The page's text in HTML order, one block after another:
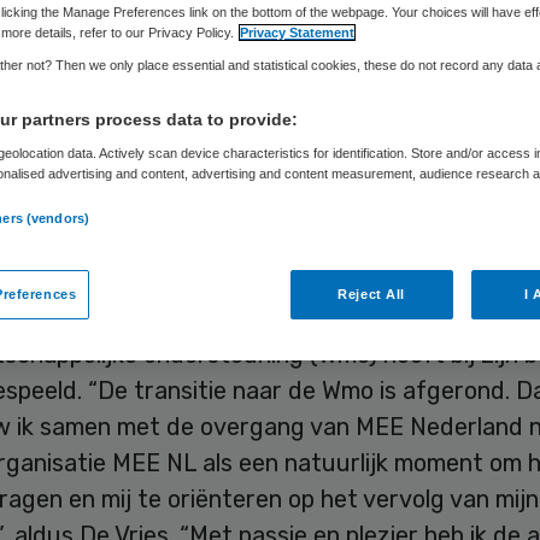
Skipr Redactie 2 september 2015,08:47 39 keer gelezen
directeur van MEE Nederland, verlaat deze
per 1 januari 2016. Dan wordt MEE
vereniging en gaat zij verder onder de
vindt de organisatieverandering“een natuurlijk
functie te zoeken. Ook de voltooide
ondersteuning (Wmo) heeft bij zijn
“De transitie naar de Wmo is afgerond.
ik samen met de overgang van MEE Nederland
MEE NL als een natuurlijk moment om
en mij te oriënteren op het vervolg van mijn
the Manage Preferences link on the bottom of the webpage. Your choices will have
details, refer to our Privacy Policy. Privacy Statement
not? Then we only place essential and statistical cookies, these do not record any data
partners process data to provide:
data. Actively scan device characteristics for identification. Store and/or access
advertising and content, advertising and content measurement, audience research
(vendors)
Reject All I